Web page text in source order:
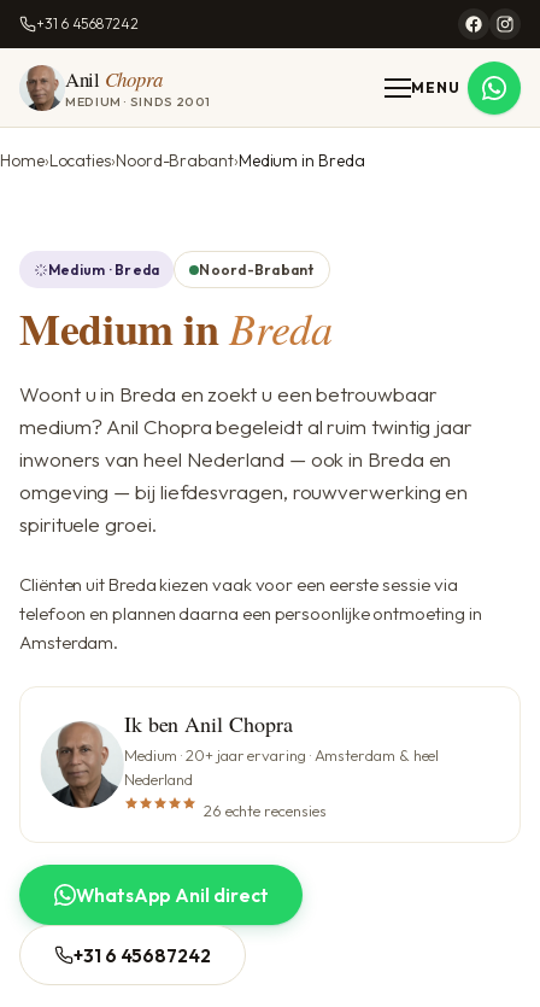
+31 6 45687242
Anil Chopra
MEDIUM · SINDS 2001
MENU
Home Locaties Noord-Brabant Medium in Breda
Medium · Breda Noord-Brabant
Medium inBreda
Woont u in Breda en zoekt u een betrouwbaar
medium? Anil Chopra begeleidt al ruim twintig jaar
inwoners van heel Nederland — ook in Breda en
omgeving — bij liefdesvragen, rouwverwerking en
spirituele groei.
Cliënten uit Breda kiezen vaak voor een eerste sessie via
telefoon en plannen daarna een persoonlijke ontmoeting in
Amsterdam.
Ik ben Anil Chopra
Medium · 20+ jaar ervaring · Amsterdam & heel
Nederland
26 echte recensies
WhatsApp Anil direct
+31 6 45687242